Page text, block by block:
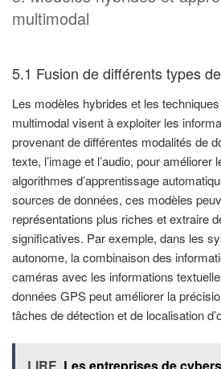
multimodal
5.1 Fusion de différents types
Les modèles hybrides et les
multimodal visent à exploiter les
provenant de différentes modalités de
texte, l’image et l’audio, pour
algorithmes d’apprentissage
sources de données, ces modèles
représentations plus riches et extraire
significatives. Par exemple, dans les
autonome, la combinaison des
caméras avec les informations
données GPS peut améliorer la
tâches de détection et de localisation
LIRE Les entreprises de